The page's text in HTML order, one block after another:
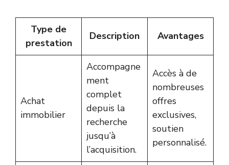
Type de
prestation
Description Avantages
Achat
immobilier
Accompagne
ment
complet
depuis la
recherche
jusqu’à
l’acquisition.
Accès à de
nombreuses
offres
exclusives,
soutien
personnalisé.